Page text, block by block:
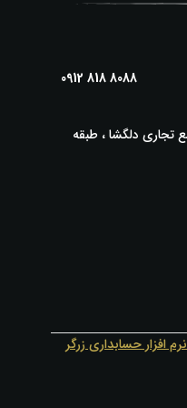
0912 818 8088
۱۵ خـرداد ، مجتمع تجاری دلگشا ، طبقه
نرم افزار حسابداری زرگر